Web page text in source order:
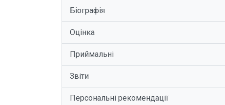
Біографія
Оцінка
Приймальні
Звіти
Персональні рекомендації